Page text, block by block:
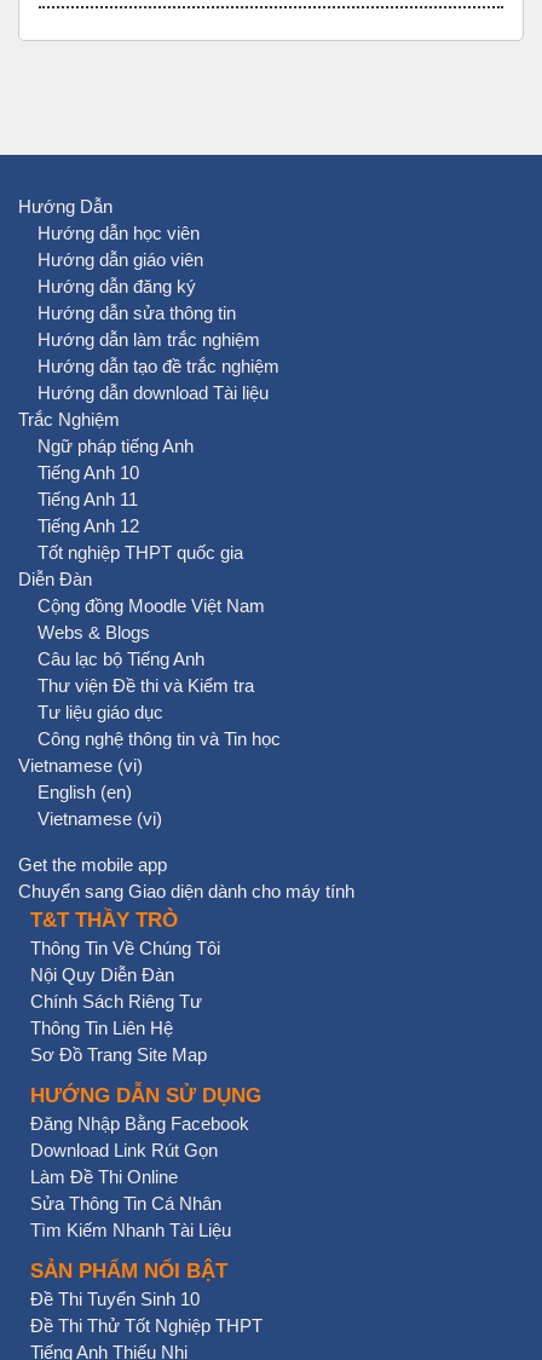
Hướng Dẫn
Hướng dẫn học viên
Hướng dẫn giáo viên
Hướng dẫn đăng ký
Hướng dẫn sửa thông tin
Hướng dẫn làm trắc nghiệm
Hướng dẫn tạo đề trắc nghiệm
Hướng dẫn download Tài liệu
Trắc Nghiệm
Ngữ pháp tiếng Anh
Tiếng Anh 10
Tiếng Anh 11
Tiếng Anh 12
Tốt nghiệp THPT quốc gia
Diễn Đàn
Cộng đồng Moodle Việt Nam
Webs & Blogs
Câu lạc bộ Tiếng Anh
Thư viện Đề thi và Kiểm tra
Tư liệu giáo dục
Công nghệ thông tin và Tin học
Vietnamese ‎(vi)‎
English ‎(en)‎
Vietnamese ‎(vi)‎
Get the mobile app
Chuyển sang Giao diện dành cho máy tính
T&T THẦY TRÒ
Thông Tin Về Chúng Tôi
Nội Quy Diễn Đàn
Chính Sách Riêng Tư
Thông Tin Liên Hệ
Sơ Đồ Trang Site Map
HƯỚNG DẪN SỬ DỤNG
Đăng Nhập Bằng Facebook
Download Link Rút Gọn
Làm Đề Thi Online
Sửa Thông Tin Cá Nhân
Tìm Kiếm Nhanh Tài Liệu
SẢN PHẨM NỔI BẬT
Đề Thi Tuyển Sinh 10
Đề Thi Thử Tốt Nghiệp THPT
Tiếng Anh Thiếu Nhi